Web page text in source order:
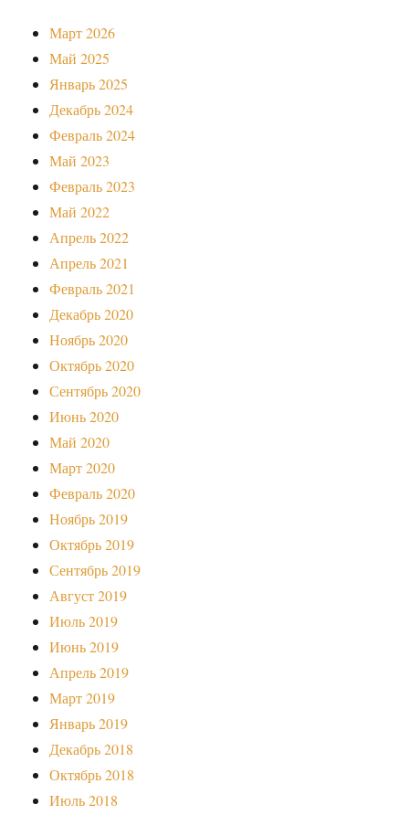
Март 2026
Май 2025
Январь 2025
Декабрь 2024
Февраль 2024
Май 2023
Февраль 2023
Май 2022
Апрель 2022
Апрель 2021
Февраль 2021
Декабрь 2020
Ноябрь 2020
Октябрь 2020
Сентябрь 2020
Июнь 2020
Май 2020
Март 2020
Февраль 2020
Ноябрь 2019
Октябрь 2019
Сентябрь 2019
Август 2019
Июль 2019
Июнь 2019
Апрель 2019
Март 2019
Январь 2019
Декабрь 2018
Октябрь 2018
Июль 2018